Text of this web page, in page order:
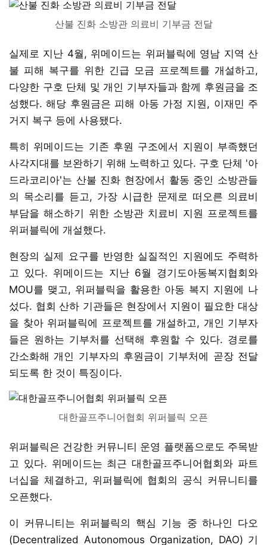
산불 진화 소방관 의료비 기부금 전달
실제로 지난 4월, 위메이드는 위퍼블릭에 영남 지역 산
불 피해 복구를 위한 긴급 모금 프로젝트를 개설하고,
다양한 구호 단체 및 개인 기부자들과 함께 후원금을 조
성했다. 해당 후원금은 피해 아동 가정 지원, 이재민 주
거지 복구 등에 사용됐다.
특히 위메이드는 기존 후원 구조에서 지원이 부족했던
사각지대를 보완하기 위해 노력하고 있다. 구호 단체 '아
드라코리아'는 산불 진화 현장에서 활동 중인 소방관들
의 목소리를 듣고, 가장 시급한 문제로 떠오른 의료비
부담을 해소하기 위한 소방관 치료비 지원 프로젝트를
위퍼블릭에 개설했다.
현장의 실제 요구를 반영한 실질적인 지원에도 주력하
고 있다. 위메이드는 지난 6월 경기도아동복지협회와
MOU를 맺고, 위퍼블릭을 활용한 아동 복지 지원에 나
섰다. 협회 산하 기관들은 현장에서 지원이 필요한 대상
을 찾아 위퍼블릭에 프로젝트를 개설하고, 개인 기부자
들은 원하는 기부처를 선택해 후원할 수 있다. 경로를
간소화해 개인 기부자의 후원금이 기부처에 곧장 전달
되도록 한 것이 특징이다.
대한골프주니어협회 위퍼블릭 오픈
위퍼블릭은 건강한 커뮤니티 운영 플랫폼으로도 주목받
고 있다. 위메이드는 최근 대한골프주니어협회와 파트
너십을 체결하고, 위퍼블릭에 협회의 공식 커뮤니티를
오픈했다.
이 커뮤니티는 위퍼블릭의 핵심 기능 중 하나인 다오
(Decentralized Autonomous Organization, DAO) 기